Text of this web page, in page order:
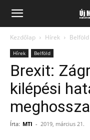
Kezdőlap Hírek Belföld
Hírek Belföld
Brexit:
kilépési
Írta: MTI - 2019, március 21.